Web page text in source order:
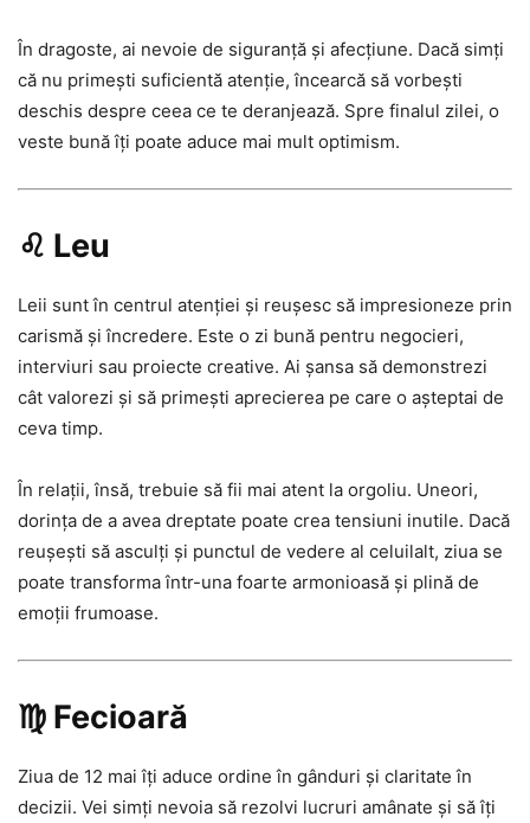
În dragoste, ai nevoie de siguranță și afecțiune. Dacă simți
că nu primești suficientă atenție, încearcă să vorbești
deschis despre ceea ce te deranjează. Spre finalul zilei, o
veste bună îți poate aduce mai mult optimism.
♌ Leu
Leii sunt în centrul atenției și reușesc să impresioneze prin
carismă și încredere. Este o zi bună pentru negocieri,
interviuri sau proiecte creative. Ai șansa să demonstrezi
cât valorezi și să primești aprecierea pe care o așteptai de
ceva timp.
În relații, însă, trebuie să fii mai atent la orgoliu. Uneori,
dorința de a avea dreptate poate crea tensiuni inutile. Dacă
reușești să asculți și punctul de vedere al celuilalt, ziua se
poate transforma într-una foarte armonioasă și plină de
emoții frumoase.
♍ Fecioară
Ziua de 12 mai îți aduce ordine în gânduri și claritate în
decizii. Vei simți nevoia să rezolvi lucruri amânate și să îți